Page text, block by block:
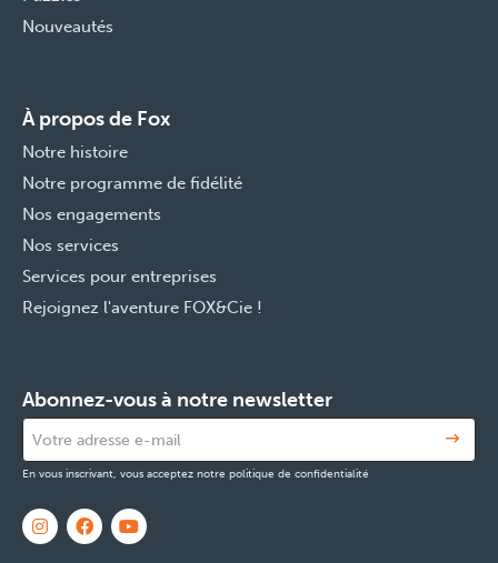
Nouveautés
À propos de Fox
Notre histoire
Notre programme de fidélité
Nos engagements
Nos services
Services pour entreprises
Rejoignez l'aventure FOX&Cie !
Abonnez-vous à notre newsletter
En vous inscrivant, vous acceptez notre politique de confidentialité